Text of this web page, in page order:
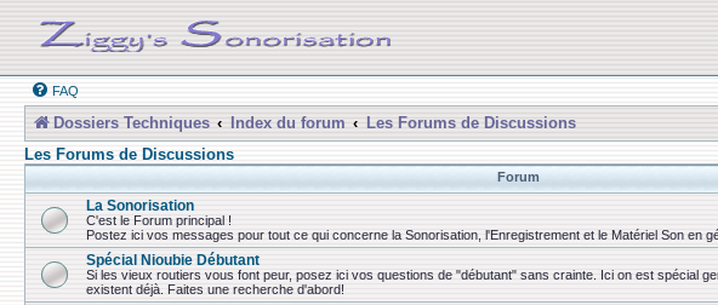
FAQ
Dossiers Techniques Index du forum
Les Forums de Discussions
Les Forums de Discussions
Forum
La Sonorisation
C'est le Forum principal !
Postez ici vos messages pour tout ce qui concerne la Sonorisation, l'Enregistrement et le Matériel Son en
Spécial Nioubie Débutant
Si les vieux routiers vous font peur, posez ici vos questions de "débutant" sans crainte. Ici on est spécial
existent déjà. Faites une recherche d'abord!